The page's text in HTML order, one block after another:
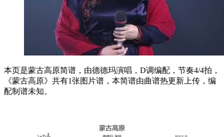
本页是蒙古高原简谱，由德德玛演唱，D调编配，节奏4/4拍，
《蒙古高原》共有1张图片谱，本简谱由曲谱热更新上传，编
配制谱未知。